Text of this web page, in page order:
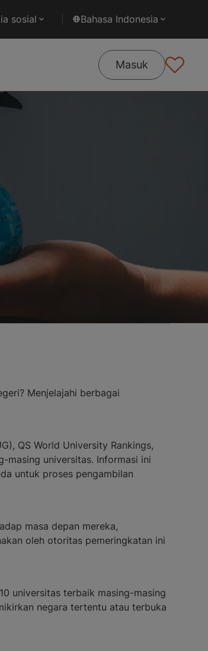
sosial Bahasa Indonesia
Masuk
Menjelajahi berbagai
QS World University Rankings,
masing universitas. Informasi ini
untuk proses pengambilan
masa depan mereka,
oleh otoritas pemeringkatan ini
universitas terbaik masing-masing
negara tertentu atau terbuka